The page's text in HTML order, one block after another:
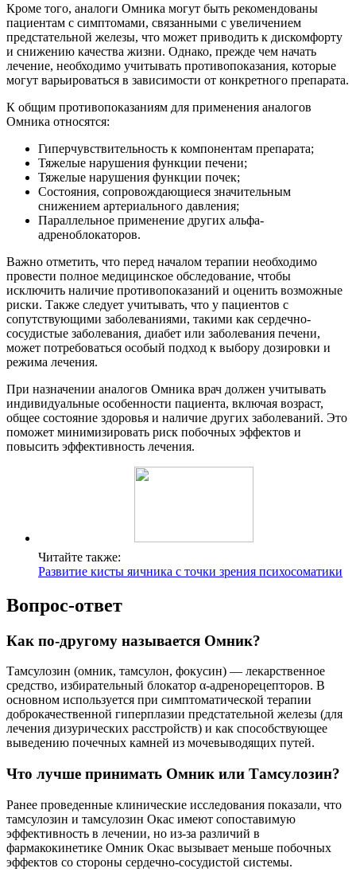
Кроме того, аналоги Омника могут быть рекомендованы
пациентам с симптомами, связанными с увеличением
предстательной железы, что может приводить к дискомфорту
и снижению качества жизни. Однако, прежде чем начать
лечение, необходимо учитывать противопоказания, которые
могут варьироваться в зависимости от конкретного препарата.
К общим противопоказаниям для применения аналогов
Омника относятся:
Гиперчувствительность к компонентам препарата;
Тяжелые нарушения функции печени;
Тяжелые нарушения функции почек;
Состояния, сопровождающиеся значительным
снижением артериального давления;
Параллельное применение других альфа-
адреноблокаторов.
Важно отметить, что перед началом терапии необходимо
провести полное медицинское обследование, чтобы
исключить наличие противопоказаний и оценить возможные
риски. Также следует учитывать, что у пациентов с
сопутствующими заболеваниями, такими как сердечно-
сосудистые заболевания, диабет или заболевания печени,
может потребоваться особый подход к выбору дозировки и
режима лечения.
При назначении аналогов Омника врач должен учитывать
индивидуальные особенности пациента, включая возраст,
общее состояние здоровья и наличие других заболеваний. Это
поможет минимизировать риск побочных эффектов и
повысить эффективность лечения.
Читайте также:
Развитие кисты яичника с точки зрения психосоматики
Вопрос-ответ
Как по-другому называется Омник?
Тамсулозин (омник, тамсулон, фокусин) — лекарственное
средство, избирательный блокатор α-адренорецепторов. В
основном используется при симптоматической терапии
доброкачественной гиперплазии предстательной железы (для
лечения дизурических расстройств) и как способствующее
выведению почечных камней из мочевыводящих путей.
Что лучше принимать Омник или Тамсулозин?
Ранее проведенные клинические исследования показали, что
тамсулозин и тамсулозин Окас имеют сопоставимую
эффективность в лечении, но из-за различий в
фармакокинетике Омник Окас вызывает меньше побочных
эффектов со стороны сердечно-сосудистой системы.